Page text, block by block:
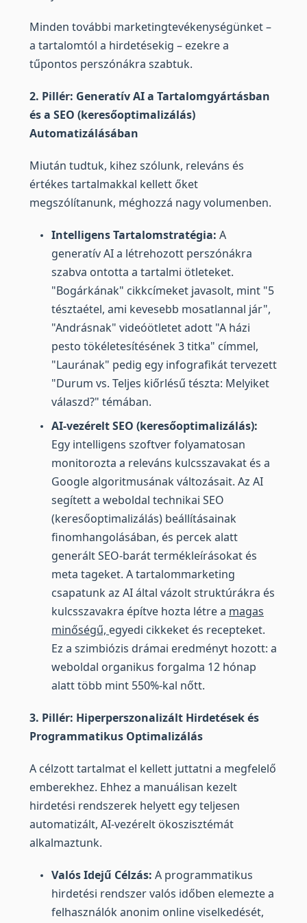
Minden további marketingtevékenységünket –
a tartalomtól a hirdetésekig – ezekre a
tűpontos perszónákra szabtuk.
2. Pillér: Generatív AI a Tartalomgyártásban
és a SEO (keresőoptimalizálás)
Automatizálásában
Miután tudtuk, kihez szólunk, releváns és
értékes tartalmakkal kellett őket
megszólítanunk, méghozzá nagy volumenben.
Intelligens Tartalomstratégia: A
generatív AI a létrehozott perszónákra
szabva ontotta a tartalmi ötleteket.
"Bogárkának" cikkcímeket javasolt, mint "5
tésztaétel, ami kevesebb mosatlannal jár",
"Andrásnak" videóötletet adott "A házi
pesto tökéletesítésének 3 titka" címmel,
"Laurának" pedig egy infografikát tervezett
"Durum vs. Teljes kiőrlésű tészta: Melyiket
válaszd?" témában.
AI-vezérelt SEO (keresőoptimalizálás):
Egy intelligens szoftver folyamatosan
monitorozta a releváns kulcsszavakat és a
Google algoritmusának változásait. Az AI
segített a weboldal technikai SEO
(keresőoptimalizálás) beállításainak
finomhangolásában, és percek alatt
generált SEO-barát termékleírásokat és
meta tageket. A tartalommarketing
csapatunk az AI által vázolt struktúrákra és
kulcsszavakra építve hozta létre a magas
minőségű, egyedi cikkeket és recepteket.
Ez a szimbiózis drámai eredményt hozott: a
weboldal organikus forgalma 12 hónap
alatt több mint 550%-kal nőtt.
3. Pillér: Hiperperszonalizált Hirdetések és
Programmatikus Optimalizálás
A célzott tartalmat el kellett juttatni a megfelelő
emberekhez. Ehhez a manuálisan kezelt
hirdetési rendszerek helyett egy teljesen
automatizált, AI-vezérelt ökoszisztémát
alkalmaztunk.
Valós Idejű Célzás: A programmatikus
hirdetési rendszer valós időben elemezte a
felhasználók anonim online viselkedését,